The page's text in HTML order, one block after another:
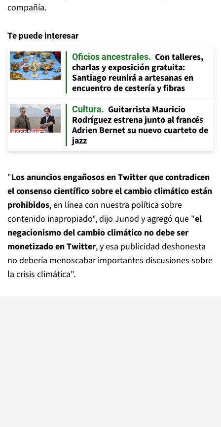
compañía.
Te puede interesar
Oficios ancestrales
Con talleres,
charlas y exposición gratuita:
Santiago reunirá a artesanas en
encuentro de cestería y fibras
Cultura
Guitarrista Mauricio
Rodríguez estrena junto al francés
Adrien Bernet su nuevo cuarteto de
jazz
"Los anuncios engañosos en Twitter que contradicen
el consenso científico sobre el cambio climático están
prohibidos, en línea con nuestra política sobre
contenido inapropiado", dijo Junod y agregó que "el
negacionismo del cambio climático no debe ser
monetizado en Twitter, y esa publicidad deshonesta
no debería menoscabar importantes discusiones sobre
la crisis climática".